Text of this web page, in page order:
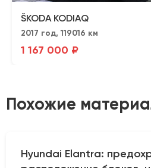
ŠKODA KODIAQ
2017 год, 119016 км
1 167 000 ₽
Похожие
Hyundai Elantra: